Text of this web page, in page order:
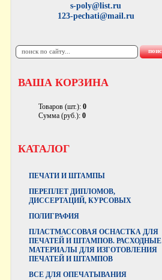
s-poly@list.ru
123-pechati@mail.ru
ВАША КОРЗИНА
Товаров (шт.): 0
Сумма (руб.): 0
КАТАЛОГ
ПЕЧАТИ И ШТАМПЫ
ПЕРЕПЛЕТ ДИПЛОМОВ,
ДИССЕРТАЦИЙ, КУРСОВЫХ
ПОЛИГРАФИЯ
ПЛАСТМАССОВАЯ ОСНАСТКА ДЛЯ
ПЕЧАТЕЙ И ШТАМПОВ. РАСХОДНЫЕ
МАТЕРИАЛЫ ДЛЯ ИЗГОТОВЛЕНИЯ
ПЕЧАТЕЙ И ШТАМПОВ
ВCЕ ДЛЯ ОПЕЧАТЫВАНИЯ